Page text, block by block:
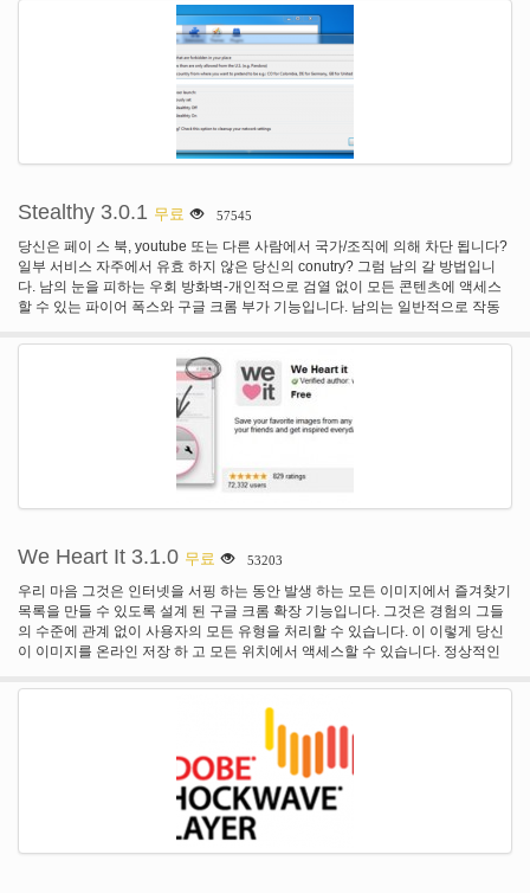
실행 하는 옵션. · 항상 새 탭에서 웹 프록시를 실행 하는 옵션. · 항상 수동 URL
항목 (및 주소 표시줄 항목에 따라 이동 하지)을 요청 하는 옵션입니다.
이트 검열 및 함으로써 언론의 자유 제한. GeoIP 블록으로 그들의 근원에 기초를
둔 사용자 차단 적용 됩니다 자주, 예를 들어 유튜브 같은 미디어 플랫폼에.
AnonymoX 단지 약간의 마우스 클릭으로 다른 나라에서 가상 Id를 jelling로 많
은 종류의 블록을 무시할 수 있습니다. anonymoX 수 있습니다... 변경 귀하의
IP-주소 (하나 우리가 제공) 찾아보기 www가 익명으로 방문 차단/검열 웹사이트
우회 GeoIp 블록: 각 웹사이트 쿠키 삭제에 대 한 다른 나라 세트 별도 익명 설정
Stealthy 3.0.1 무료 57545
당신은 페이 스 북, youtube 또는 다른 사람에서 국가/조직에 의해 차단 됩니다?
일부 서비스 자주에서 유효 하지 않은 당신의 conutry? 그럼 남의 갈 방법입니
다. 남의 눈을 피하는 우회 방화벽-개인적으로 검열 없이 모든 콘텐츠에 액세스
할 수 있는 파이어 폭스와 구글 크롬 부가 기능입니다. 남의는 일반적으로 작동
확장자는 자동으로 선택 하 고 구름에서 테스트 프록시를 설정 합니다. 남의 플
랫폼 이며 그것은 맥 OS X, 윈도우와 리눅스에서 작동 합니다.
We Heart It 3.1.0 무료 53203
우리 마음 그것은 인터넷을 서핑 하는 동안 발생 하는 모든 이미지에서 즐겨찾기
목록을 만들 수 있도록 설계 된 구글 크롬 확장 기능입니다. 그것은 경험의 그들
의 수준에 관계 없이 사용자의 모든 유형을 처리할 수 있습니다. 이 이렇게 당신
이 이미지를 온라인 저장 하 고 모든 위치에서 액세스할 수 있습니다. 정상적인